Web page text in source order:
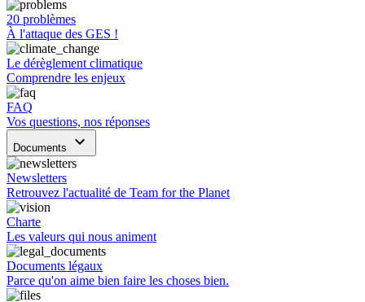
20 problèmes
À l'attaque des GES !
Le dérèglement climatique
Comprendre les enjeux
FAQ
Vos questions, nos réponses
Documents keyboard_arrow_down
Newsletters
Retrouvez l'actualité de Team for the Planet
Charte
Les valeurs qui nous animent
Documents légaux
Parce qu'on aime bien faire les choses bien.